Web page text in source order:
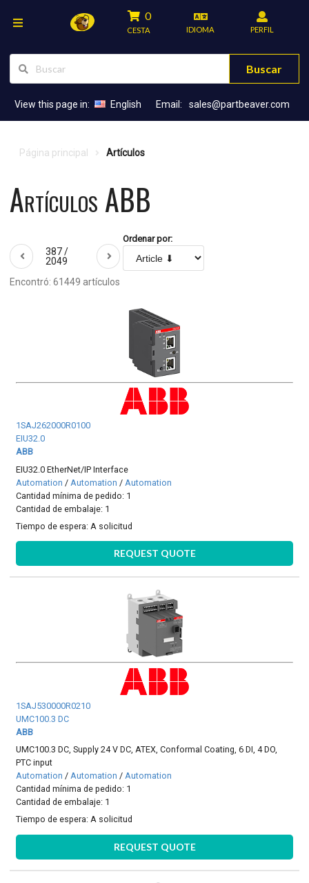
0
CESTA IDIOMA PERFIL
Buscar
View this page in: English Email: sales@partbeaver.com
Página principal Artículos
Artículos ABB
387 /
2049
Ordenar por:
Encontró: 61449 artículos
1SAJ262000R0100
EIU32.0
ABB
EIU32.0 EtherNet/IP Interface
Automation / Automation / Automation
Cantidad mínima de pedido: 1
Cantidad de embalaje: 1
Tiempo de espera: A solicitud
REQUEST QUOTE
1SAJ530000R0210
UMC100.3 DC
ABB
UMC100.3 DC, Supply 24 V DC, ATEX, Conformal Coating, 6 DI, 4 DO,
PTC input
Automation /Automation /Automation
Cantidad mínima de pedido: 1
Cantidad de embalaje: 1
Tiempo de espera:A solicitud
REQUEST QUOTE